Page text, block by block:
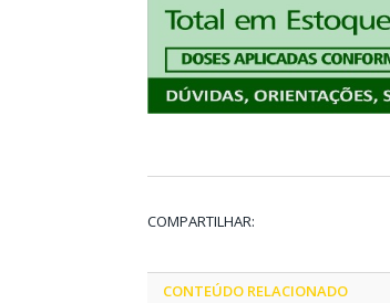
COMPARTILHAR:
CONTEÚDO RELACIONADO